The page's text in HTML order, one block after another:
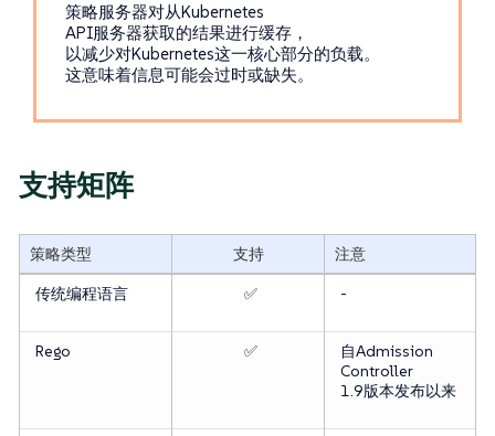
策略服务器对从Kubernetes
API服务器获取的结果进行缓存，
以减少对Kubernetes这一核心部分的负载。
这意味着信息可能会过时或缺失。
支持矩阵
策略类型 支持
注意
传统编程语言
✅ -
Rego ✅
自Admission
Controller
1.9版本发布以来